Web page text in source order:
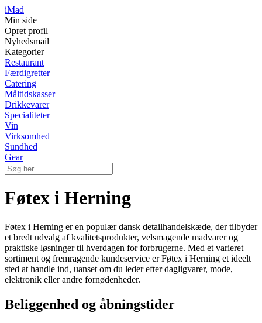
iMad
Min side
Opret profil
Nyhedsmail
Kategorier
Restaurant
Færdigretter
Catering
Måltidskasser
Drikkevarer
Specialiteter
Vin
Virksomhed
Sundhed
Gear
Føtex i Herning
Føtex i Herning er en populær dansk detailhandelskæde, der tilbyder
et bredt udvalg af kvalitetsprodukter, velsmagende madvarer og
praktiske løsninger til hverdagen for forbrugerne. Med et varieret
sortiment og fremragende kundeservice er Føtex i Herning et ideelt
sted at handle ind, uanset om du leder efter dagligvarer, mode,
elektronik eller andre fornødenheder.
Beliggenhed og åbningstider